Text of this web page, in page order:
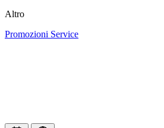
Altro
Promozioni Service